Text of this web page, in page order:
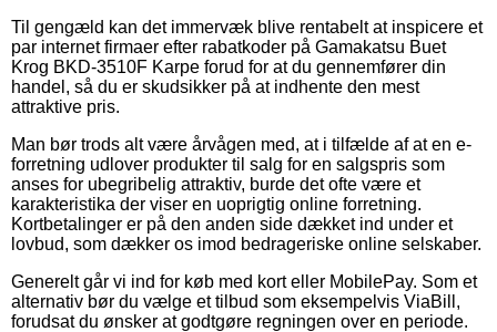
Til gengæld kan det immervæk blive rentabelt at inspicere et
par internet firmaer efter rabatkoder på Gamakatsu Buet
Krog BKD-3510F Karpe forud for at du gennemfører din
handel, så du er skudsikker på at indhente den mest
attraktive pris.
Man bør trods alt være årvågen med, at i tilfælde af at en e-
forretning udlover produkter til salg for en salgspris som
anses for ubegribelig attraktiv, burde det ofte være et
karakteristika der viser en uoprigtig online forretning.
Kortbetalinger er på den anden side dækket ind under et
lovbud, som dækker os imod bedrageriske online selskaber.
Generelt går vi ind for køb med kort eller MobilePay. Som et
alternativ bør du vælge et tilbud som eksempelvis ViaBill,
forudsat du ønsker at godtgøre regningen over en periode.